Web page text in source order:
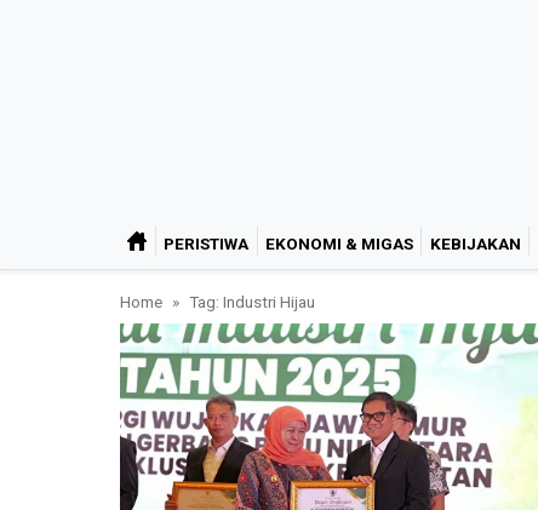
PERISTIWA EKONOMI & MIGAS KEBIJAKAN
Home Tag: Industri Hijau